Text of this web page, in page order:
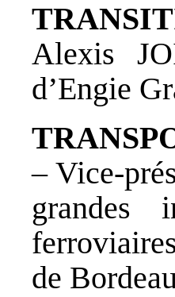
Alexis
d’Engie
– Vice-
grandes
de